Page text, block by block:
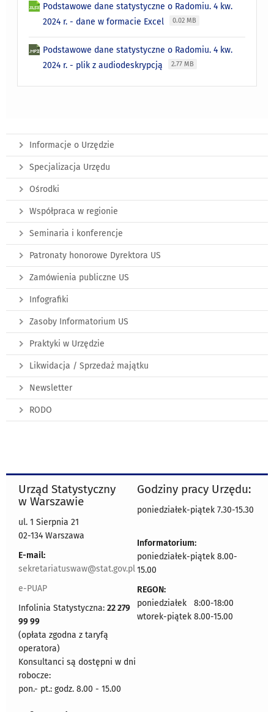
Podstawowe dane statystyczne o Radomiu. 4 kw.
2024 r. - dane w formacie Excel
0.02 MB
Podstawowe dane statystyczne o Radomiu. 4 kw.
2024 r. - plik z audiodeskrypcją
2.77 MB
Informacje o Urzędzie
Specjalizacja Urzędu
Ośrodki
Współpraca w regionie
Seminaria i konferencje
Patronaty honorowe Dyrektora US
Zamówienia publiczne US
Infografiki
Zasoby Informatorium US
Praktyki w Urzędzie
Likwidacja / Sprzedaż majątku
Newsletter
RODO
Urząd Statystyczny
w Warszawie
ul. 1 Sierpnia 21
02-134 Warszawa
E-mail:
sekretariatuswaw@stat.gov.pl
e-PUAP
Infolinia Statystyczna: 22 279
99 99
(opłata zgodna z taryfą
operatora)
Konsultanci są dostępni w dni
robocze:
pon.- pt.: godz. 8.00 - 15.00
Godziny pracy Urzędu:
poniedziałek-piątek 7.30-15.30
Informatorium:
poniedziałek-piątek 8.00-
15.00
REGON:
poniedziałek 8:00-18:00
wtorek-piątek 8.00-15.00